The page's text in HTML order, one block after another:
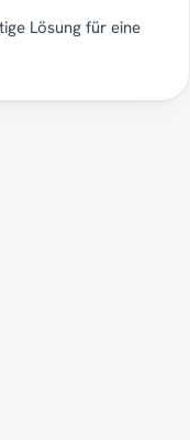
Lösung für eine